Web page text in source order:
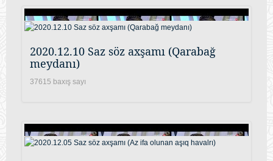
2020.12.10 Saz söz axşamı (Qarabağ
meydanı)
37615 baxış sayı